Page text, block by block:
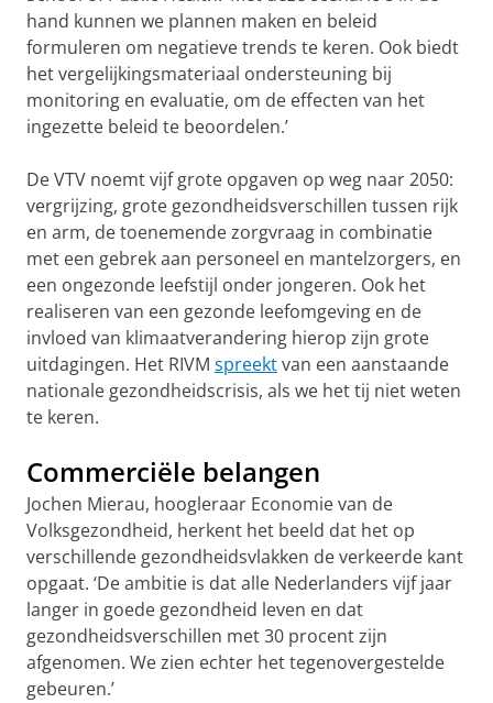
hand kunnen we plannen maken en beleid
formuleren om negatieve trends te keren. Ook biedt
het vergelijkingsmateriaal ondersteuning bij
monitoring en evaluatie, om de effecten van het
ingezette beleid te beoordelen.’
De VTV noemt vijf grote opgaven op weg naar 2050:
vergrijzing, grote gezondheidsverschillen tussen rijk
en arm, de toenemende zorgvraag in combinatie
met een gebrek aan personeel en mantelzorgers, en
een ongezonde leefstijl onder jongeren. Ook het
realiseren van een gezonde leefomgeving en de
invloed van klimaatverandering hierop zijn grote
uitdagingen. Het RIVM spreektvan een aanstaande
nationale gezondheidscrisis, als we het tij niet weten
te keren.
Commerciële belangen
Jochen Mierau, hoogleraar Economie van de
Volksgezondheid, herkent het beeld dat het op
verschillende gezondheidsvlakken de verkeerde kant
opgaat. ‘De ambitie is dat alle Nederlanders vijf jaar
langer in goede gezondheid leven en dat
gezondheidsverschillen met 30 procent zijn
afgenomen. We zien echter het tegenovergestelde
gebeuren.’